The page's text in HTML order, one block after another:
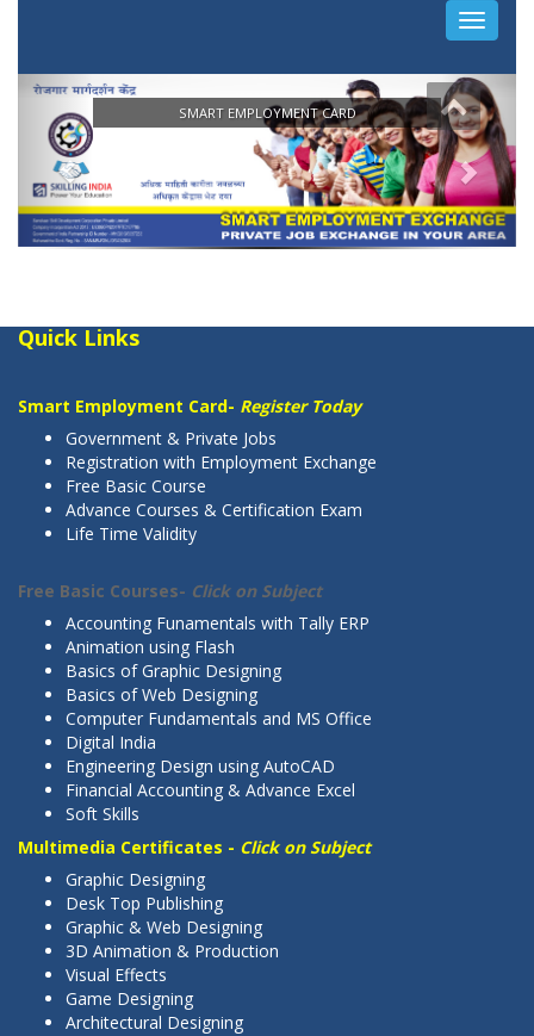
Quick Links
Smart Employment Card- Register Today
Government & Private Jobs
Registration with Employment Exchange
Free Basic Course
Advance Courses & Certification Exam
Life Time Validity
Free Basic Courses- Click on Subject
Accounting Funamentals with Tally ERP
Animation using Flash
Basics of Graphic Designing
Basics of Web Designing
Computer Fundamentals and MS Office
Digital India
Engineering Design using AutoCAD
Financial Accounting & Advance Excel
Soft Skills
Multimedia Certificates - Click on Subject
Graphic Designing
Desk Top Publishing
Graphic & Web Designing
3D Animation & Production
Visual Effects
Game Designing
Architectural Designing